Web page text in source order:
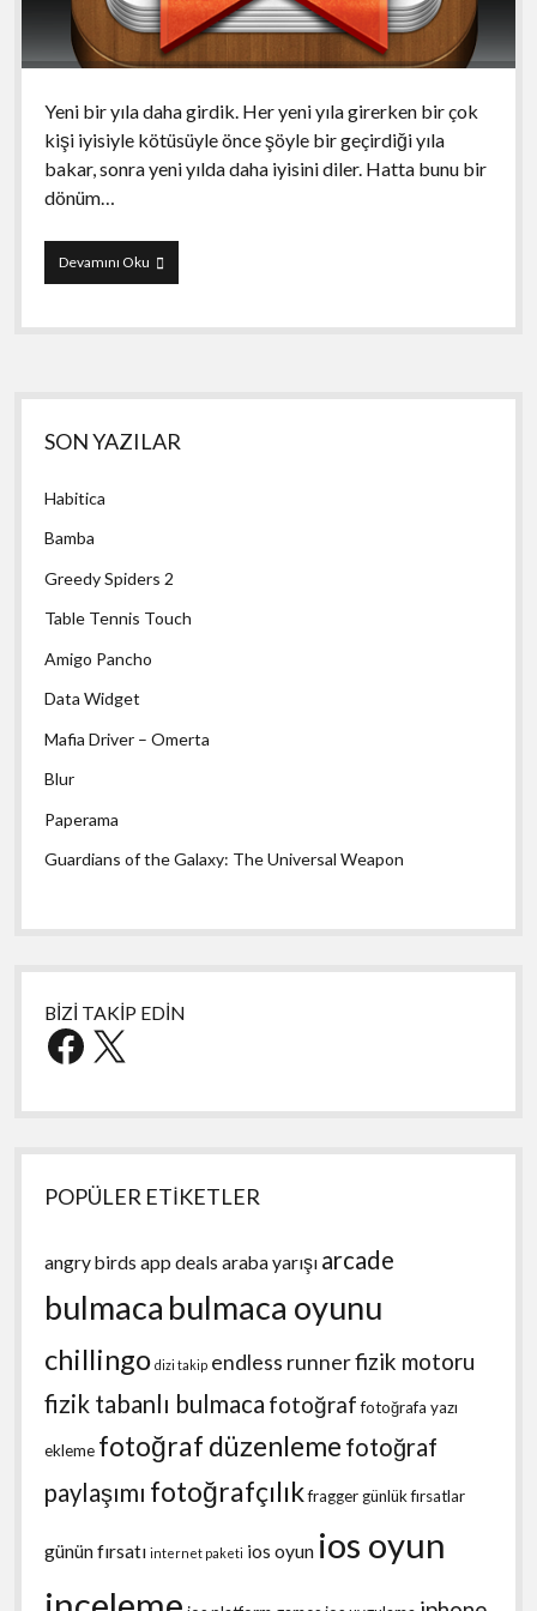
Yeni bir yıla daha girdik. Her yeni yıla girerken bir çok
kişi iyisiyle kötüsüyle önce şöyle bir geçirdiği yıla
bakar, sonra yeni yılda daha iyisini diler. Hatta bunu bir
dönüm…
Devamını OkuWunderlist
Yan
Menü
SON YAZILAR
Habitica
Bamba
Greedy Spiders 2
Table Tennis Touch
Amigo Pancho
Data Widget
Mafia Driver – Omerta
Blur
Paperama
Guardians of the Galaxy: The Universal Weapon
BİZİ TAKİP EDİN
Facebook
X
POPÜLER ETİKETLER
angry birds app deals araba yarışı arcade
bulmaca bulmaca oyunu
chillingo dizi takip endless runnerfizik motoru
fizik tabanlı bulmaca fotoğraf fotoğrafa yazı
ekleme fotoğraf düzenleme fotoğraf
paylaşımı fotoğrafçılıkfraggergünlük fırsatlar
günün fırsatı internet paketi ios oyun ios oyun